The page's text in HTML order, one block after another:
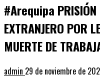
#Arequipa PRISIÓN
EXTRANJERO POR
MUERTE DE
admin 29 de noviembre de